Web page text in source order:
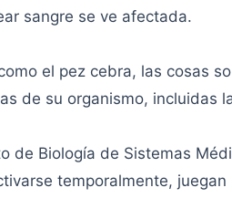
sangre se ve afectada.
el pez cebra, las cosas
de su organismo, incluidas
de Biología de Sistemas
temporalmente,